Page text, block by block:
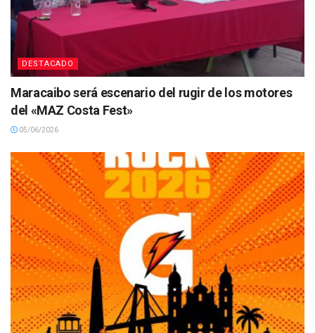
DESTACADO
Maracaibo será escenario del rugir de los motores
del «MAZ Costa Fest»
05/06/2026